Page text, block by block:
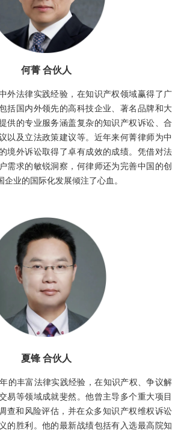
何菁 合伙人
外法律实践经验，在知识产权领域赢得了广
括国内外领先的高科技企业、著名品牌和大
供的专业服务涵盖复杂的知识产权诉讼、合
以及立法政策建议等。近年来何菁律师为中
境外诉讼取得了卓有成效的成绩。凭借对法
需求的敏锐洞察，何律师还为完善中国的创
业的国际化发展倾注了心血。
夏锋 合伙人
的丰富法律实践经验，在知识产权、争议解
易等领域成就斐然。他曾主导多个重大项目
查和风险评估，并在众多知识产权维权诉讼
的胜利。他的最新战绩包括有入选最高院知